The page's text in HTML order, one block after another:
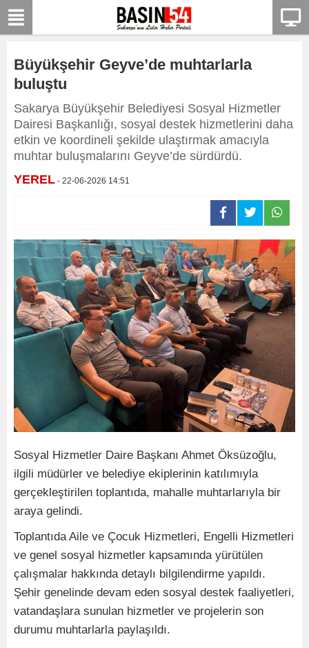
Büyükşehir Geyve’de muhtarlarla
buluştu
Sakarya Büyükşehir Belediyesi Sosyal Hizmetler
Dairesi Başkanlığı, sosyal destek hizmetlerini daha
etkin ve koordineli şekilde ulaştırmak amacıyla
muhtar buluşmalarını Geyve’de sürdürdü.
YEREL - 22-06-2026 14:51
Sosyal Hizmetler Daire Başkanı Ahmet Öksüzoğlu,
ilgili müdürler ve belediye ekiplerinin katılımıyla
gerçekleştirilen toplantıda, mahalle muhtarlarıyla bir
araya gelindi.
Toplantıda Aile ve Çocuk Hizmetleri, Engelli Hizmetleri
ve genel sosyal hizmetler kapsamında yürütülen
çalışmalar hakkında detaylı bilgilendirme yapıldı.
Şehir genelinde devam eden sosyal destek faaliyetleri,
vatandaşlara sunulan hizmetler ve projelerin son
durumu muhtarlarla paylaşıldı.